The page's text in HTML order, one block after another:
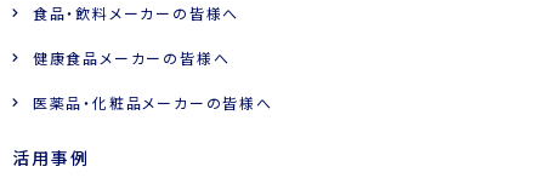
食品・飲料メーカーの皆様へ
健康食品メーカーの皆様へ
医薬品・化粧品メーカーの皆様へ
活用事例